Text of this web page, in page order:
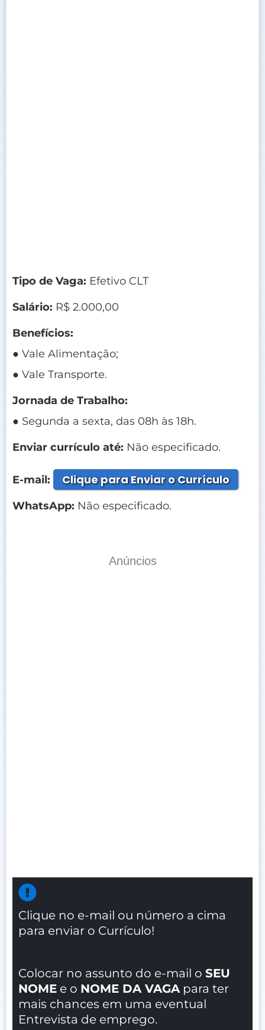
Tipo de Vaga: Efetivo CLT
Salário: R$ 2.000,00
Benefícios:
● Vale Alimentação;
● Vale Transporte.
Jornada de Trabalho:
● Segunda a sexta, das 08h às 18h.
Enviar currículo até: Não especificado.
E-mail: Clique para Enviar o Currículo
WhatsApp: Não especificado.
Anúncios
Clique no e-mail ou número a cima
para enviar o Currículo!
Colocar no assunto do e-mail o SEU
NOME e o NOME DA VAGA para ter
mais chances em uma eventual
Entrevista de emprego.